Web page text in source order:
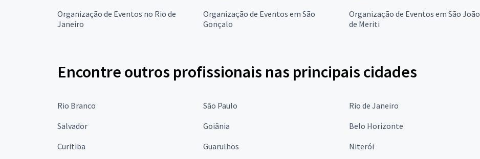
Organização de Eventos no Rio de
Janeiro
Organização de Eventos em São
Gonçalo
Organização de Eventos em São João
de Meriti
Encontre outros profissionais nas principais cidades
Rio Branco São Paulo Rio de Janeiro
Salvador
Goiânia Belo Horizonte
Curitiba
Guarulhos Niterói